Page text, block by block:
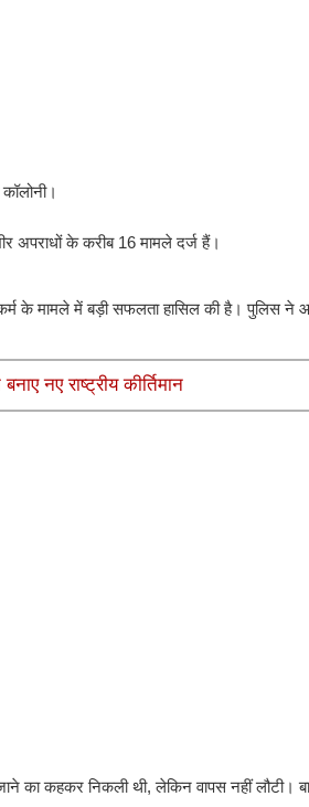
अपराधों के करीब 16 मामले दर्ज हैं।
के मामले में बड़ी सफलता हासिल की है। पुलिस ने
नए राष्ट्रीय कीर्तिमान
का कहकर निकली थी, लेकिन वापस नहीं